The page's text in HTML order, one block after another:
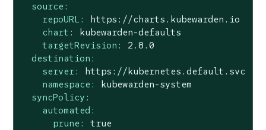
source:
repoURL:
https://charts.kubewarden.io
chart:
kubewarden-defaults
targetRevision:
2.8 .0
destination:
server:
https://kubernetes.default.svc
namespace:
kubewarden-system
syncPolicy:
automated:
prune:
true